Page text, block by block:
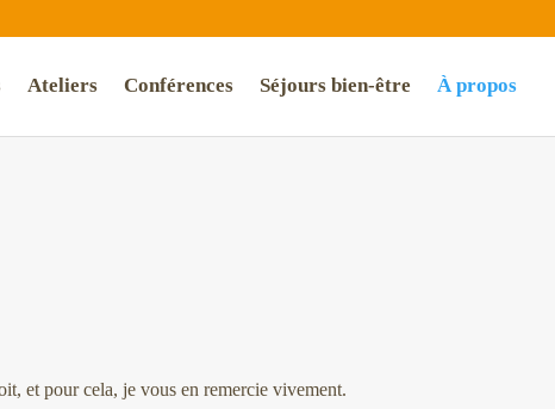
Ateliers Conférences Séjours bien-être À propos
et pour cela, je vous en remercie vivement.